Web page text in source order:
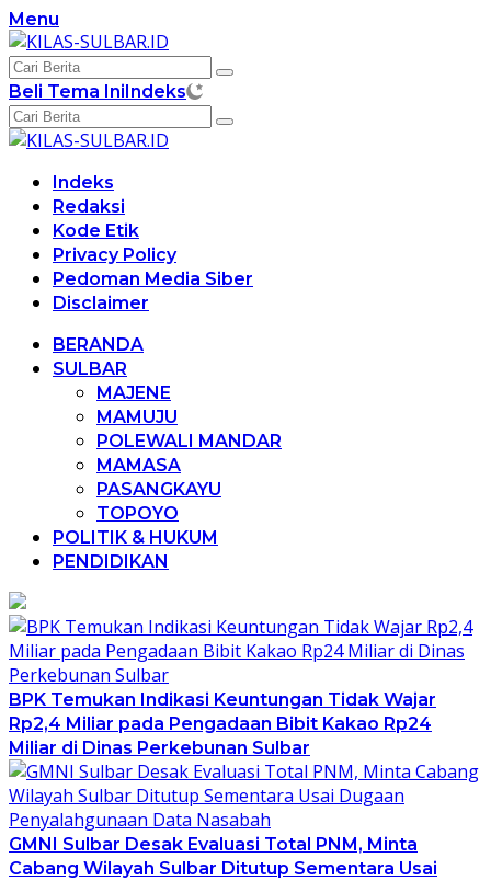
Langsung
ke
konten
Menu
Beli Tema IniIndeks
Indeks
Redaksi
Kode Etik
Privacy Policy
Pedoman Media Siber
Disclaimer
BERANDA
SULBAR
MAJENE
MAMUJU
POLEWALI MANDAR
MAMASA
PASANGKAYU
TOPOYO
POLITIK & HUKUM
PENDIDIKAN
BPK Temukan Indikasi Keuntungan Tidak Wajar
Rp2,4 Miliar pada Pengadaan Bibit Kakao Rp24
Miliar di Dinas Perkebunan Sulbar
GMNI Sulbar Desak Evaluasi Total PNM, Minta
Cabang Wilayah Sulbar Ditutup Sementara Usai